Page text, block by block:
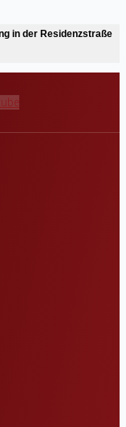
in der Residenzstraße